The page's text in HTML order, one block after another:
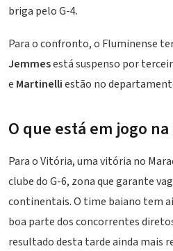
briga pelo G-4.
Para o confronto, o Fluminense
Jemmesestá suspenso por
e Martinelliestão no
O que está em jogo na
Para o Vitória, uma vitória no
clube do G-6, zona que garante
continentais. O time baiano tem
boa parte dos concorrentes
resultado desta tarde ainda mais